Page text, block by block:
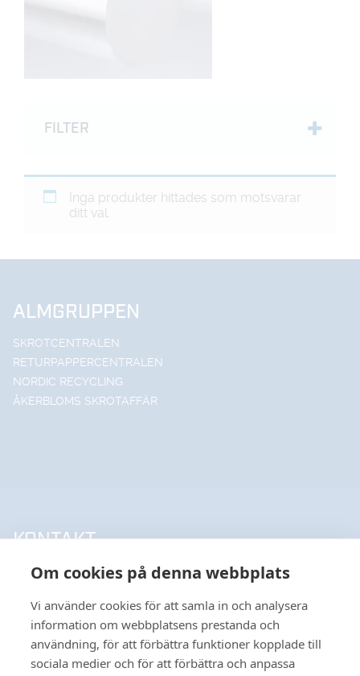
Om cookies på denna webbplats
Vi använder cookies för att samla in och analysera
information om webbplatsens prestanda och
användning, för att förbättra funktioner kopplade till
sociala medier och för att förbättra och anpassa
FILTER
Inga produkter hittades som motsvarar
ditt val.
ALMGRUPPEN
SKROTCENTRALEN
RETURPAPPERCENTRALEN
NORDIC RECYCLING
ÅKERBLOMS SKROTAFFÄR
KONTAKT
UPPSALA HANDELSSTÅL AB
INFO@UHSAB.SE
SÖDRA DEPÅGATAN 15
SE-754 54 UPPSALA
HANDELSSTÅL I GÄVLE AB